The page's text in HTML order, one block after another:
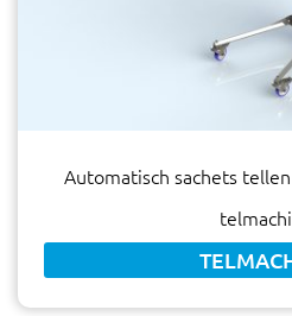
Automatisch sachets